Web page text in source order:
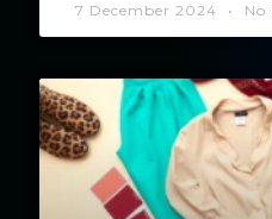
7 December 2024 No